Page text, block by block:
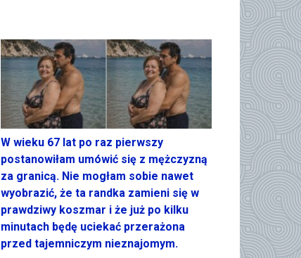
W wieku 67 lat po raz pierwszy
postanowiłam umówić się z mężczyzną
za granicą. Nie mogłam sobie nawet
wyobrazić, że ta randka zamieni się w
prawdziwy koszmar i że już po kilku
minutach będę uciekać przerażona
przed tajemniczym nieznajomym.